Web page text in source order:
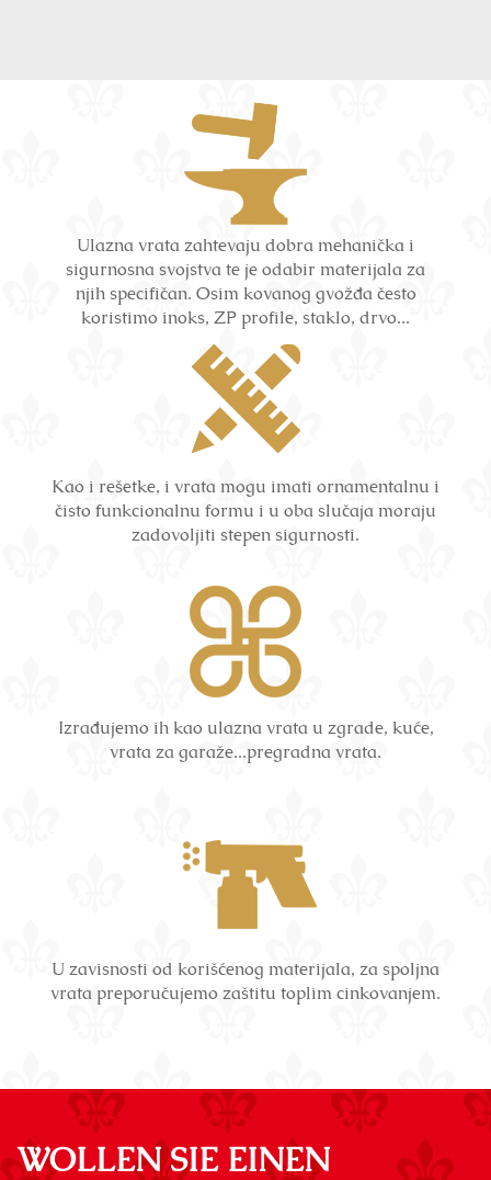
Ulazna vrata zahtevaju dobra mehanička i
sigurnosna svojstva te je odabir materijala za
njih specifičan. Osim kovanog gvožđa često
koristimo inoks, ZP profile, staklo, drvo...
Kao i rešetke, i vrata mogu imati ornamentalnu i
čisto funkcionalnu formu i u oba slučaja moraju
zadovoljiti stepen sigurnosti.
Izrađujemo ih kao ulazna vrata u zgrade, kuće,
vrata za garaže...pregradna vrata.
U zavisnosti od korišćenog materijala, za spoljna
vrata preporučujemo zaštitu toplim cinkovanjem.
WOLLEN SIE EINEN